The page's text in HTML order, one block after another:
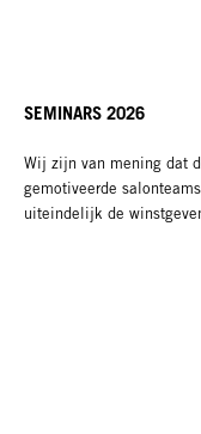
SEMINARS 2026
Wij zijn van mening dat
gemotiveerde
uiteindelijk de